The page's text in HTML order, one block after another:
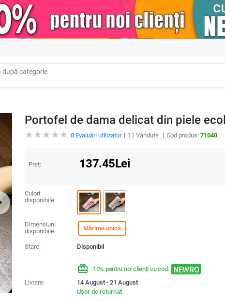
Portofel de dama delicat din piele
0Evaluări utilizator 11 Vândute Cod produs: 71040
Preț: 137.45Lei
Culori
disponibile:
Dimensiuni
disponibile:
Mărime unică
Stare: Disponibil
redeem -10% pentru noi clienți cu cod: NEWRO
Livrare:
14 August - 21 August
Ușor de returnat